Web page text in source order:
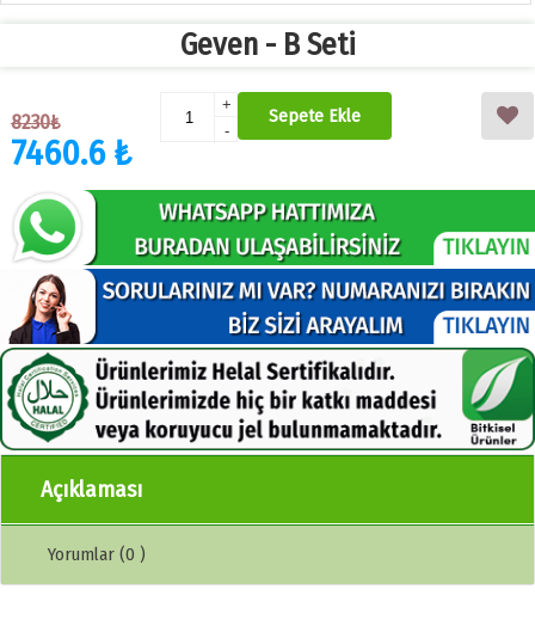
Geven - B Seti
8230₺
7460.6 ₺
+
-
Sepete Ekle
Açıklaması
Yorumlar (0 )